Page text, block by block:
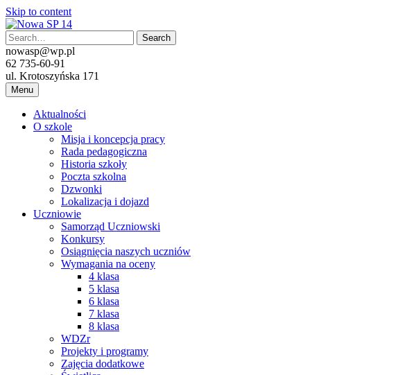
Skip to content
nowasp@wp.pl
62 735-60-91
ul. Krotoszyńska 171
Menu
Aktualności
O szkole
Misja i koncepcja pracy
Rada pedagogiczna
Historia szkoły
Poczta szkolna
Dzwonki
Lokalizacja i dojazd
Uczniowie
Samorząd Uczniowski
Konkursy
Osiągnięcia naszych uczniów
Wymagania na oceny
4 klasa
5 klasa
6 klasa
7 klasa
8 klasa
WDZr
Projekty i programy
Zajęcia dodatkowe